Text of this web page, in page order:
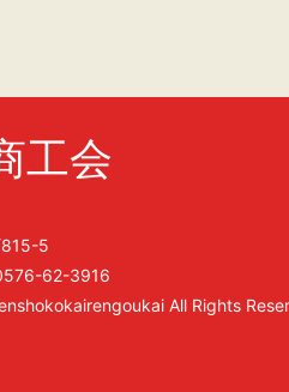
工会
815-5
62-3916
All Rights